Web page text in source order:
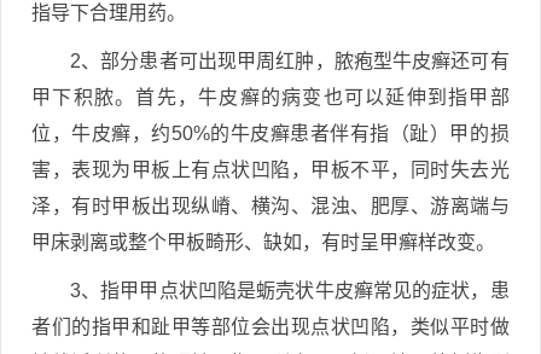
指导下合理用药。
2、部分患者可出现甲周红肿，脓疱型牛皮癣还可有
甲下积脓。首先，牛皮癣的病变也可以延伸到指甲部
位，牛皮癣，约50%的牛皮癣患者伴有指（趾）甲的损
害，表现为甲板上有点状凹陷，甲板不平，同时失去光
泽，有时甲板出现纵嵴、横沟、混浊、肥厚、游离端与
甲床剥离或整个甲板畸形、缺如，有时呈甲癣样改变。
3、指甲甲点状凹陷是蛎壳状牛皮癣常见的症状，患
者们的指甲和趾甲等部位会出现点状凹陷，类似平时做